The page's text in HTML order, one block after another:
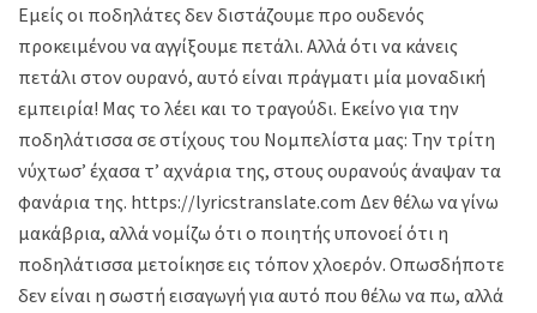
Εμείς οι ποδηλάτες δεν διστάζουμε προ ουδενός
προκειμένου να αγγίξουμε πετάλι. Αλλά ότι να κάνεις
πετάλι στον ουρανό, αυτό είναι πράγματι μία μοναδική
εμπειρία! Μας το λέει και το τραγούδι. Εκείνο για την
ποδηλάτισσα σε στίχους του Νομπελίστα μας: Την τρίτη
νύχτωσ’ έχασα τ’ αχνάρια της, στους ουρανούς άναψαν τα
φανάρια της. https://lyricstranslate.com Δεν θέλω να γίνω
μακάβρια, αλλά νομίζω ότι ο ποιητής υπονοεί ότι η
ποδηλάτισσα μετοίκησε εις τόπον χλοερόν. Οπωσδήποτε
δεν είναι η σωστή εισαγωγή για αυτό που θέλω να πω, αλλά